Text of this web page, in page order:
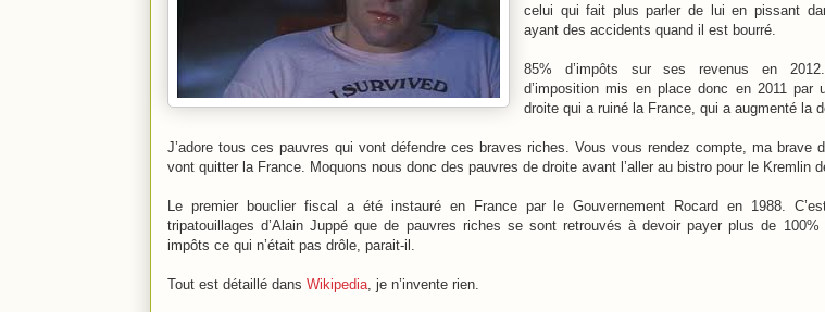
celui qui fait plus parler de lui en pissant
ayant des accidents quand il est bourré.
85% d’impôts sur ses revenus en
d’imposition mis en place donc en 2011 par
droite qui a ruiné la France, qui a augmenté la
J’adore tous ces pauvres qui vont défendre ces braves riches. Vous vous rendez compte, ma brave
vont quitter la France. Moquons nous donc des pauvres de droite avant l’aller au bistro pour le Kremlin
Le premier bouclier fiscal a été instauré en France par le Gouvernement Rocard en 1988.
tripatouillages d’Alain Juppé que de pauvres riches se sont retrouvés à devoir payer plus de
impôts ce qui n’était pas drôle, parait-il.
Tout est détaillé dans Wikipedia , je n’invente rien.